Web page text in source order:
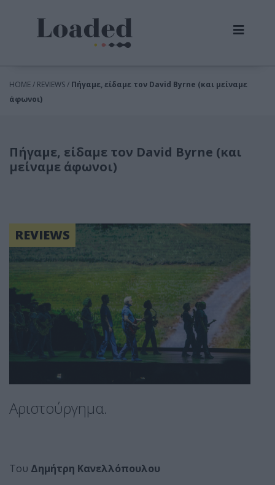
HOME / REVIEWS / Πήγαμε, είδαμε τον David Byrne (και μείναμε
άφωνοι)
Πήγαμε, είδαμε τον David Byrne (και
μείναμε άφωνοι)
REVIEWS
Αριστούργημα.
Του Δημήτρη Κανελλόπουλου